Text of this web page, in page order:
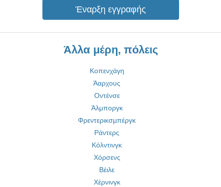
Έναρξη εγγραφής
Άλλα μέρη, πόλεις
Κοπενχάγη
Άαρχους
Οντένσε
Άλμποργκ
Φρεντερικσμπέργκ
Ράντερς
Κόλντινγκ
Χόρσενς
Βέιλε
Χέρνινγκ